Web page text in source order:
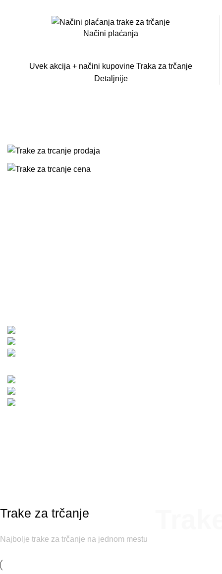
Načini plaćanja
Uvek akcija + načini kupovine Traka za trčanje
Detaljnije
Trake za trčanje
Najbolje trake za trčanje na jednom mestu